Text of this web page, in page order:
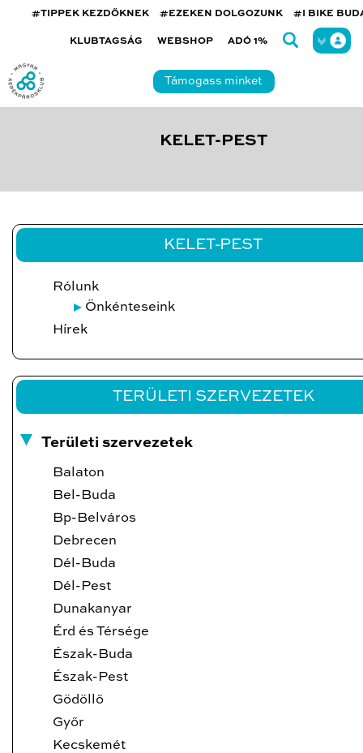
#TIPPEK KEZDŐKNEK #EZEKEN DOLGOZUNK #I BIKE
KLUBTAGSÁG WEBSHOP ADÓ 1%
Támogass minket
KELET-PEST
KELET-PEST
Rólunk
Önkénteseink
Hírek
TERÜLETI SZERVEZETEK
Területi szervezetek
Balaton
Bel-Buda
Bp-Belváros
Debrecen
Dél-Buda
Dél-Pest
Dunakanyar
Érd és Térsége
Észak-Buda
Észak-Pest
Gödöllő
Győr
Kecskemét